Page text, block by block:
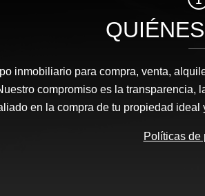
inmobiliario para compra, venta,
compromiso es la transparencia,
en la compra de tu propiedad
Políticas de